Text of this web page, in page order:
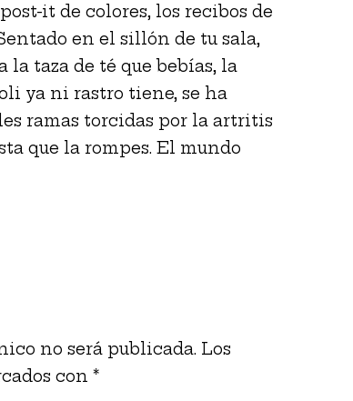
it de colores, los recibos de
en el sillón de tu sala,
taza de té que bebías, la
ya ni rastro tiene, se ha
ramas torcidas por la artritis
que la rompes. El mundo
no será publicada. Los
con *